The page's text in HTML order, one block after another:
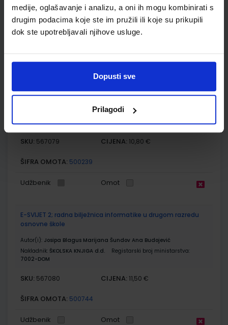
medije, oglašavanje i analizu, a oni ih mogu kombinirati s
drugim podacima koje ste im pružili ili koje su prikupili
dok ste upotrebljavali njihove usluge.
Dopusti sve
Prilagodi
SKU:567074 CIJENA:9,50 €
ŠIFRA OMOTA:
Udžbenik
digitalnim sadržajima u drugom razredu osnovne škole
Blagus Ljubić Klemše Flisar Odorčić Ružić Mihočka
Nakladnik:ŠKOLSKA KNJIGA d.d. Registarski broj ministarstva:7002
SKU: 567079 CIJENA: 10,80 €
ŠIFRA OMOTA: 500239
Udžbenik Omot
E-SVIJET 2; radna bilježnica informatike u drugom razredu
osnovne škole
Autor(i): Josipa Blagus Marijana Šundov Ana Budojević
Nakladnik: ŠKOLSKA KNJIGA d.d.
Registarski broj ministarstva:
7002-DOM
SKU: 567080 CIJENA: 11,50 €
ŠIFRA OMOTA: 500744
Udžbenik Omot